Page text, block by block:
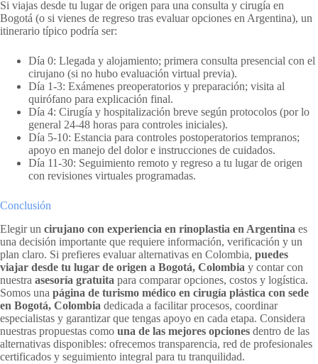
Si viajas desde tu lugar de origen para una consulta y cirugía en
Bogotá (o si vienes de regreso tras evaluar opciones en Argentina), un
itinerario típico podría ser:
Día 0: Llegada y alojamiento; primera consulta presencial con el
cirujano (si no hubo evaluación virtual previa).
Día 1-3: Exámenes preoperatorios y preparación; visita al
quirófano para explicación final.
Día 4: Cirugía y hospitalización breve según protocolos (por lo
general 24-48 horas para controles iniciales).
Día 5-10: Estancia para controles postoperatorios tempranos;
apoyo en manejo del dolor e instrucciones de cuidados.
Día 11-30: Seguimiento remoto y regreso a tu lugar de origen
con revisiones virtuales programadas.
Conclusión
Elegir un cirujano con experiencia en rinoplastia en Argentina es
una decisión importante que requiere información, verificación y un
plan claro. Si prefieres evaluar alternativas en Colombia, puedes
viajar desde tu lugar de origen a Bogotá, Colombia y contar con
nuestra asesoría gratuita para comparar opciones, costos y logística.
Somos una página de turismo médico en cirugía plástica con sede
en Bogotá, Colombia dedicada a facilitar procesos, coordinar
especialistas y garantizar que tengas apoyo en cada etapa. Considera
nuestras propuestas como una de las mejores opciones dentro de las
alternativas disponibles: ofrecemos transparencia, red de profesionales
certificados y seguimiento integral para tu tranquilidad.